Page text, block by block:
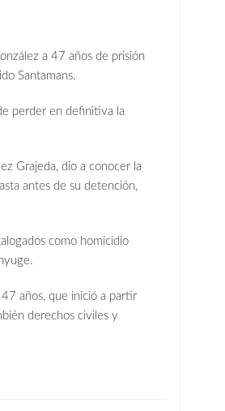
a 47 años de prisión
Santamans.
perder en definitiva la
Grajeda, dio a conocer la
antes de su detención,
como homicidio
años, que inició a partir
derechos civiles y